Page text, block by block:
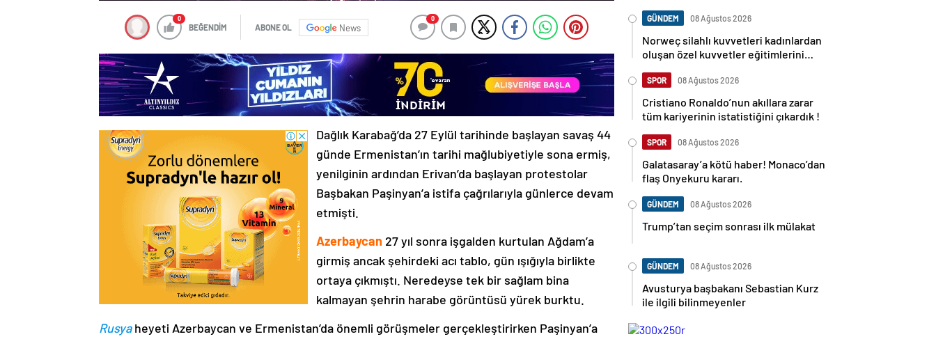
0
BEĞENDİM ABONE OL News
0
Dağlık Karabağ’da 27 Eylül tarihinde başlayan savaş 44
günde Ermenistan’ın tarihi mağlubiyetiyle sona ermiş,
yenilginin ardından Erivan’da başlayan protestolar
Başbakan Paşinyan’a istifa çağrılarıyla günlerce devam
etmişti.
Azerbaycan 27 yıl sonra işgalden kurtulan Ağdam’a
girmiş ancak şehirdeki acı tablo, gün ışığıyla birlikte
ortaya çıkmıştı. Neredeyse tek bir sağlam bina
kalmayan şehrin harabe görüntüsü yürek burktu.
Rusyaheyeti Azerbaycan ve Ermenistan’da önemli görüşmeler gerçekleştirirken Paşinyan’a
GÜNDEM 08 Ağustos 2026
Norweç silahlı kuvvetleri kadınlardan
oluşan özel kuvvetler eğitimlerini
SPOR 08 Ağustos 2026
Cristiano Ronaldo’nun akıllara zarar
tüm kariyerinin istatistiğini çıkardık !
SPOR 08 Ağustos 2026
Galatasaray’a kötü haber! Monaco’dan
flaş Onyekuru kararı.
GÜNDEM 08 Ağustos 2026
Trump’tan seçim sonrası ilk mülakat
GÜNDEM 08 Ağustos 2026
Avusturya başbakanı Sebastian Kurz
ile ilgili bilinmeyenler